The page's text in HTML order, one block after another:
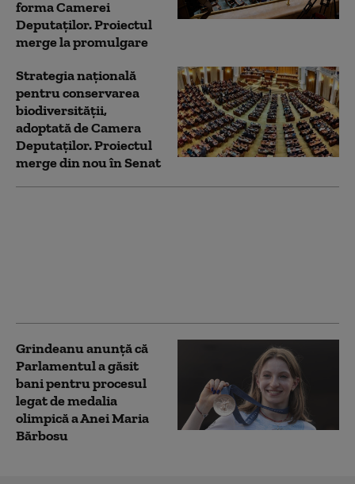
forma Camerei
Deputaților. Proiectul
merge la promulgare
Strategia naţională
pentru conservarea
biodiversităţii,
adoptată de Camera
Deputaților. Proiectul
merge din nou în Senat
Grindeanu anunță că
Parlamentul a găsit
bani pentru procesul
legat de medalia
olimpică a Anei Maria
Bărbosu